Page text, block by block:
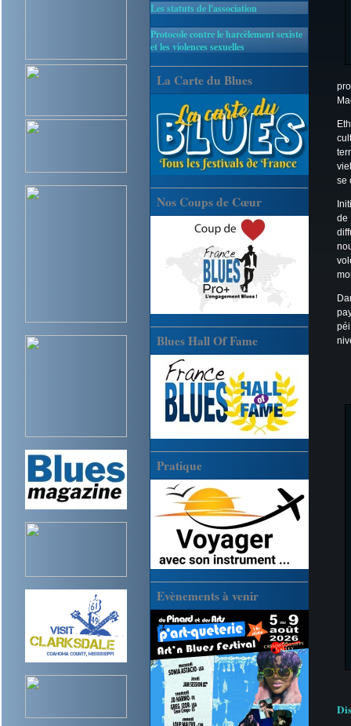
se
de
Les statuts de l'association
Protocole contre le harcèlement sexiste
et les violences sexuelles
La Carte du Blues
Nos Coups de Cœur
Blues Hall Of Fame
Pratique
Evènements à venir